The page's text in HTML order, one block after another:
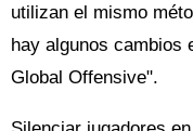
utilizan el mismo
hay algunos cambios
Global Offensive".